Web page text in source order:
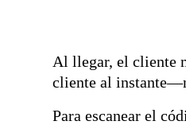
Al llegar, el cliente
cliente al
Para escanear el